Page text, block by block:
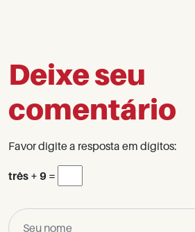
Deixe seu
comentário
Favor digite a resposta em dígitos:
três + 9 =